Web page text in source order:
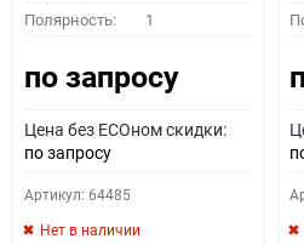
Полярность: 1
по запросу
Цена без ECOном скидки:
по запросу
Артикул: 64485
Нет в наличии